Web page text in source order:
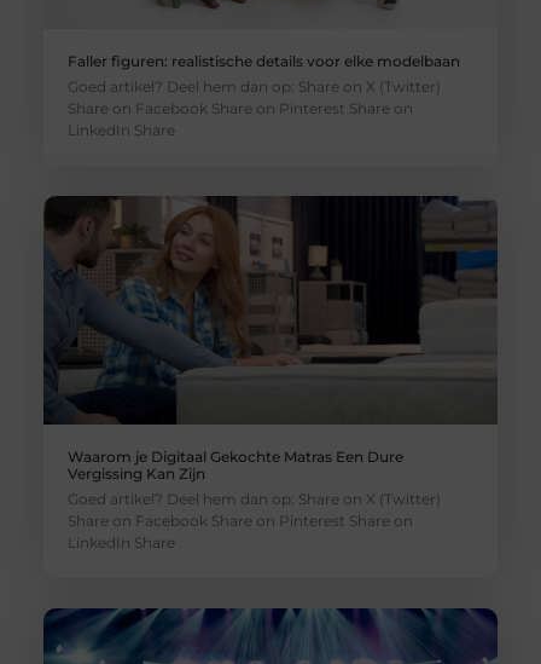
Faller figuren: realistische details voor elke modelbaan
Goed artikel? Deel hem dan op: Share on X (Twitter)
Share on Facebook Share on Pinterest Share on
LinkedIn Share
Waarom je Digitaal Gekochte Matras Een Dure
Vergissing Kan Zijn
Goed artikel? Deel hem dan op: Share on X (Twitter)
Share on Facebook Share on Pinterest Share on
LinkedIn Share